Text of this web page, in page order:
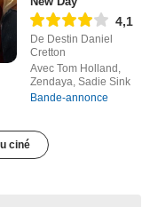
4,1
De Destin Daniel
Cretton
Avec Tom Holland,
Zendaya, Sadie Sink
Bande-annonce
ciné